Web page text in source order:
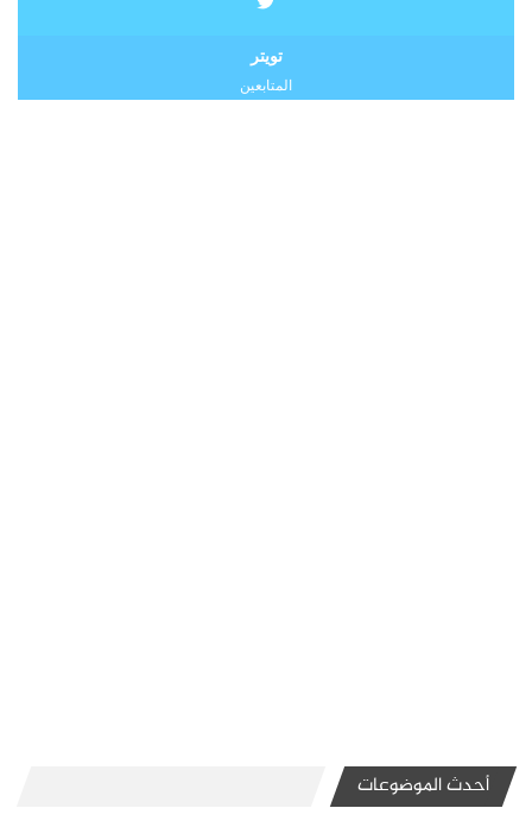
تويتر
المتابعين
أحدث الموضوعات